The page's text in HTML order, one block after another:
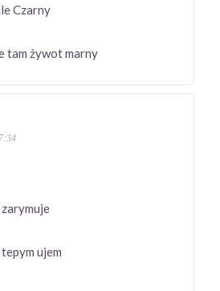
Czarny
tam żywot marny
tepym ujem